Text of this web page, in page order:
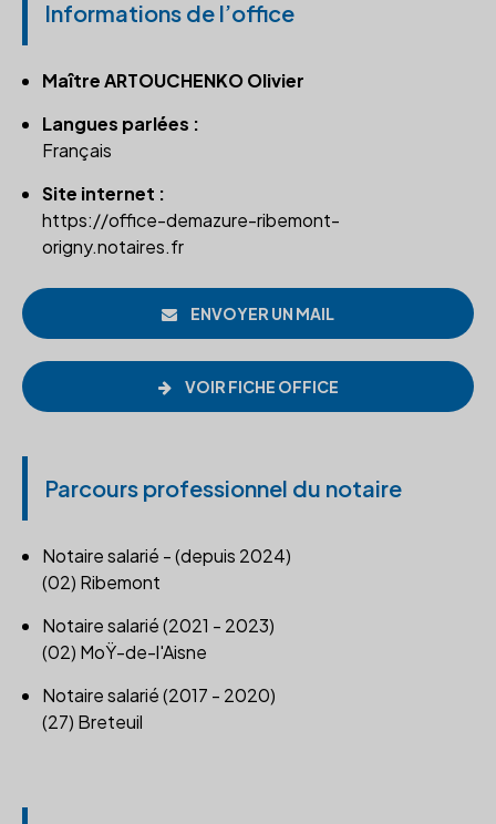
Informations de l’office
Maître ARTOUCHENKO Olivier
Langues parlées :
Français
Site internet :
https://office-demazure-ribemont-
origny.notaires.fr
ENVOYER UN MAIL
VOIR FICHE OFFICE
Parcours professionnel du notaire
Notaire salarié - (depuis 2024)
(02) Ribemont
Notaire salarié (2021 - 2023)
(02) MoŸ-de-l'Aisne
Notaire salarié (2017 - 2020)
(27) Breteuil